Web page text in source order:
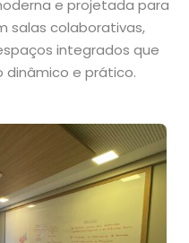
e projetada para
salas colaborativas,
integrados que
dinâmico e prático.